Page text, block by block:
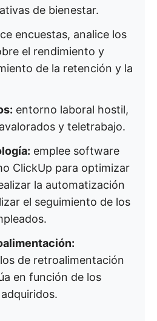
de bienestar.
encuestas, analice los
el rendimiento y
de la retención y la
entorno laboral hostil,
y teletrabajo.
emplee software
ClickUp para optimizar
la automatización
el seguimiento de los
de retroalimentación
en función de los